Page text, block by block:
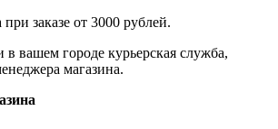
заказе от 3000 рублей.
в вашем городе курьерская служба,
магазина.